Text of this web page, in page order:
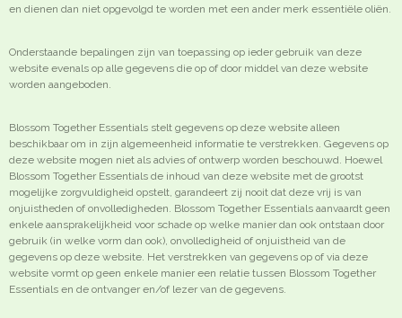
en dienen dan niet opgevolgd te worden met een ander merk essentiële oliën.
Onderstaande bepalingen zijn van toepassing op ieder gebruik van deze
website evenals op alle gegevens die op of door middel van deze website
worden aangeboden.
Blossom Together Essentials stelt gegevens op deze website alleen
beschikbaar om in zijn algemeenheid informatie te verstrekken. Gegevens op
deze website mogen niet als advies of ontwerp worden beschouwd. Hoewel
Blossom Together Essentials de inhoud van deze website met de grootst
mogelijke zorgvuldigheid opstelt, garandeert zij nooit dat deze vrij is van
onjuistheden of onvolledigheden. Blossom Together Essentials aanvaardt geen
enkele aansprakelijkheid voor schade op welke manier dan ook ontstaan door
gebruik (in welke vorm dan ook), onvolledigheid of onjuistheid van de
gegevens op deze website. Het verstrekken van gegevens op of via deze
website vormt op geen enkele manier een relatie tussen Blossom Together
Essentials en de ontvanger en/of lezer van de gegevens.